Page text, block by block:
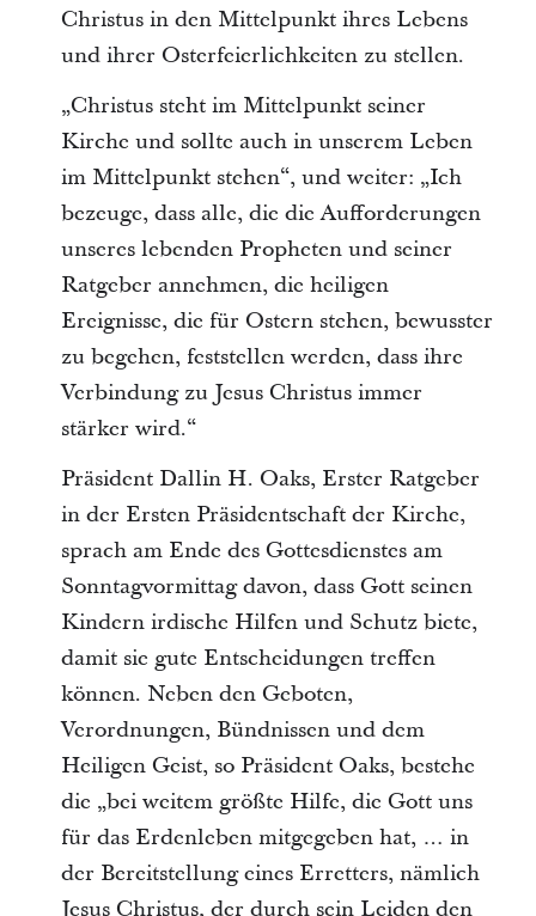
Christus in den Mittelpunkt ihres Lebens
und ihrer Osterfeierlichkeiten zu stellen.
„Christus steht im Mittelpunkt seiner
Kirche und sollte auch in unserem Leben
im Mittelpunkt stehen“, und weiter: „Ich
bezeuge, dass alle, die die Aufforderungen
unseres lebenden Propheten und seiner
Ratgeber annehmen, die heiligen
Ereignisse, die für Ostern stehen, bewusster
zu begehen, feststellen werden, dass ihre
Verbindung zu Jesus Christus immer
stärker wird.“
Präsident Dallin H. Oaks, Erster Ratgeber
in der Ersten Präsidentschaft der Kirche,
sprach am Ende des Gottesdienstes am
Sonntagvormittag davon, dass Gott seinen
Kindern irdische Hilfen und Schutz biete,
damit sie gute Entscheidungen treffen
können. Neben den Geboten,
Verordnungen, Bündnissen und dem
Heiligen Geist, so Präsident Oaks, bestehe
die „bei weitem größte Hilfe, die Gott uns
für das Erdenleben mitgegeben hat, … in
der Bereitstellung eines Erretters, nämlich
Jesus Christus, der durch sein Leiden den